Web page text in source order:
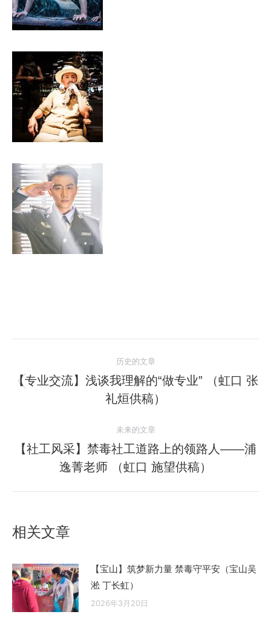
章
历史的文章
历
史
章：
【专业交流】浅谈我理解的“做专业” （虹口 张
礼烜供稿）
未来的文章
未
来
的
【社工风采】禁毒社工道路上的领路人——浦
逸菁老师 （虹口 施望供稿）
相关文章
【宝山】筑梦新力量 禁毒守平安（宝山吴
淞 丁长虹）
2026年3月20日